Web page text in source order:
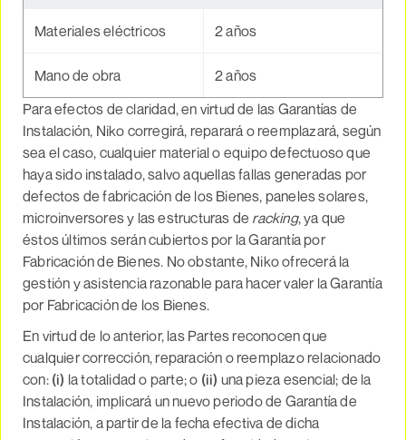
Materiales eléctricos 2 años
Mano de obra
2 años
Para efectos de claridad, en virtud de las Garantías de
Instalación, Niko corregirá, reparará o reemplazará, según
sea el caso, cualquier material o equipo defectuoso que
haya sido instalado, salvo aquellas fallas generadas por
defectos de fabricación de los Bienes, paneles solares,
microinversores y las estructuras de racking, ya que
éstos últimos serán cubiertos por la Garantía por
Fabricación de Bienes. No obstante, Niko ofrecerá la
gestión y asistencia razonable para hacer valer la Garantía
por Fabricación de los Bienes.
En virtud de lo anterior, las Partes reconocen que
cualquier corrección, reparación o reemplazo relacionado
con: (i) la totalidad o parte; o (ii) una pieza esencial; de la
Instalación, implicará un nuevo periodo de Garantía de
Instalación, a partir de la fecha efectiva de dicha